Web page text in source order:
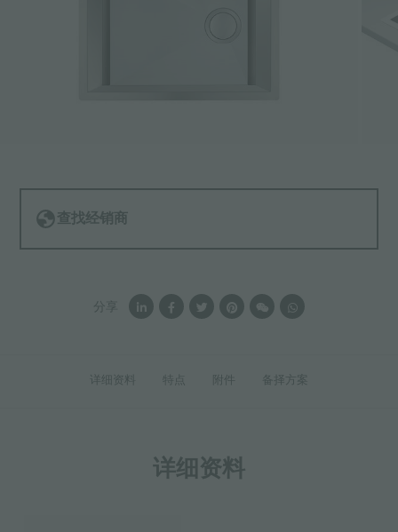
详细资料 特点 附件 备择方案
详细资料
查找经销商
分享